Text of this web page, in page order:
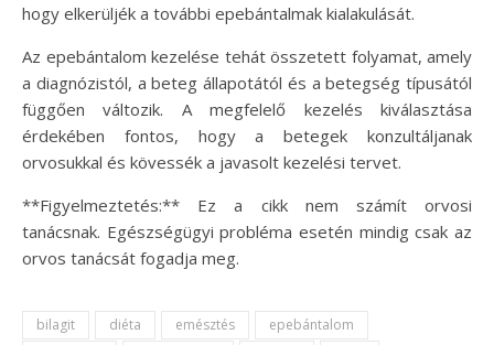
hogy elkerüljék a további epebántalmak kialakulását.
Az epebántalom kezelése tehát összetett folyamat, amely
a diagnózistól, a beteg állapotától és a betegség típusától
függően változik. A megfelelő kezelés kiválasztása
érdekében fontos, hogy a betegek konzultáljanak
orvosukkal és kövessék a javasolt kezelési tervet.
**Figyelmeztetés:** Ez a cikk nem számít orvosi
tanácsnak. Egészségügyi probléma esetén mindig csak az
orvos tanácsát fogadja meg.
bilagit diéta emésztés
epebántalom